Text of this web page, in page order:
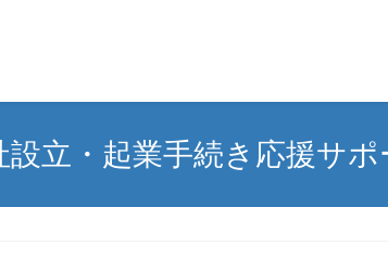
設立・起業手続き応援サポ